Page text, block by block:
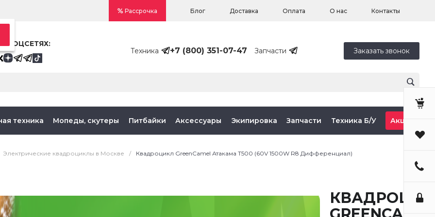
Рассрочка Блог Доставка Оплата О нас Контакты
СОЦСЕТЯХ:
Техника
+7 (800) 351-07-47 Запчасти Заказать звонок
техника Мопеды, скутеры Питбайки Аксессуары Экипировка Запчасти Техника Б/У Акции
Электрические квадроциклы в Москве / Квадроцикл GreenCamel Атакама T500 (60V 1500W R8 Дифференциал)